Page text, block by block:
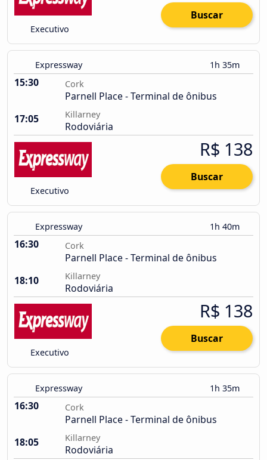
Executivo
Buscar
Expressway 1h 35m
15:30 Cork
Parnell Place - Terminal de ônibus
17:05
Killarney
Rodoviária
Executivo
R$ 138
Buscar
Expressway 1h 40m
16:30 Cork
Parnell Place - Terminal de ônibus
18:10
Killarney
Rodoviária
Executivo
R$ 138
Buscar
Expressway 1h 35m
16:30 Cork
Parnell Place - Terminal de ônibus
18:05
Killarney
Rodoviária